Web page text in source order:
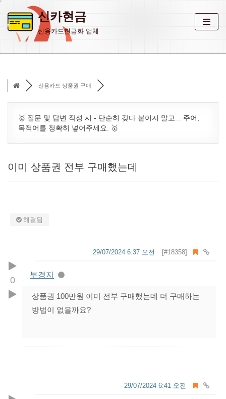
콘
너
신카현금
신용카드현금화 업체
신용카드 상품권 구매
🥇 질문 및 답변 작성 시 - 단순히 갖다 붙이지 말고... 주어,
목적어를 정확히 넣어주세요. 🥇
이미 상품권 전부 구매했는데
해결됨
0
[#18358]
29/07/2024 6:37 오전
부경지
상품권 100만원 이미 전부 구매했는데 더 구매하는
방법이 없을까요?
29/07/2024 6:41 오전